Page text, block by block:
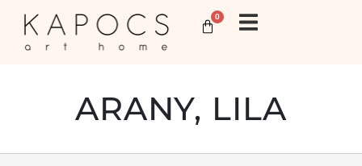
0
ARANY, LILA